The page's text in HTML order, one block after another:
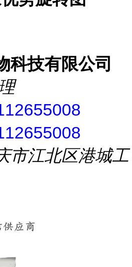
科技有限公司
市江北区港城工